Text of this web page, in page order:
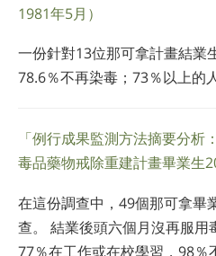
1981年5月）
一份針對13位那可拿計畫結業
78.6％不再染毒；73％以上的
「例行成果監測方法摘要分
毒品藥物戒除重建計畫畢業生
在這份調查中，49個那可拿畢
查。 結業後頭六個月沒再服用
77％在工作或在校學習，98